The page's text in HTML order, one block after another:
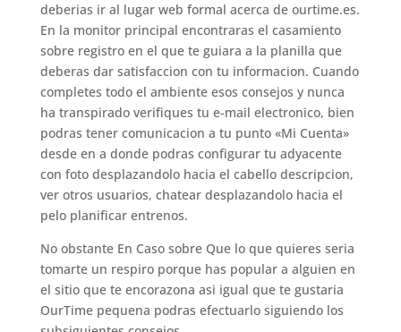
deberias ir al lugar web formal acerca de ourtime.es.
En la monitor principal encontraras el casamiento
sobre registro en el que te guiara a la planilla que
deberas dar satisfaccion con tu informacion. Cuando
completes todo el ambiente esos consejos y nunca
ha transpirado verifiques tu e-mail electronico, bien
podras tener comunicacion a tu punto «Mi Cuenta»
desde en a donde podras configurar tu adyacente
con foto desplazandolo hacia el cabello descripcion,
ver otros usuarios, chatear desplazandolo hacia el
pelo planificar entrenos.
No obstante En Caso sobre Que lo que quieres seri­a
tomarte un respiro porque has popular a alguien en
el sitio que te encorazona asi­ igual que te gustaria
OurTime pequena podras efectuarlo siguiendo los